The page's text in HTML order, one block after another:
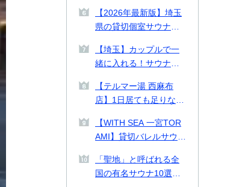
サウナや2026年最新施
設も紹介！
【2026年最新版】埼玉
県の貸切個室サウナ・
すすめ14選！カップル
や男女で使える施設も
紹介
【埼玉】カップルで一
緒に入れる！サウナデ
紹介！
【テルマー湯 西麻布
店】1日居ても足りない
をとっても高クオリテ
ィな西麻布テルマー湯
を徹底解剖！
【WITH SEA 一宮TOR
AMI】貸切バレルサウナ
一宮TORAMIで海とサ
ウナを味わう
「聖地」と呼ばれる全
国の有名サウナ10選！